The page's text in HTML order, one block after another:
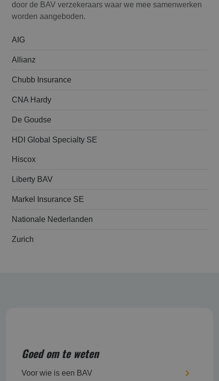
door de BAV verzekeraars waar we mee samenwerken
worden aangeboden.
AIG
Allianz
Chubb Insurance
CNA Hardy
De Goudse
HDI Global Specialty SE
Hiscox
Liberty BAV
Markel Insurance SE
Nationale Nederlanden
Zurich
Goed om te weten
Voor wie is een BAV